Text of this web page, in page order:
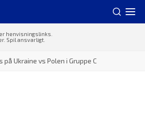
på Ukraine vs Polen i Gruppe C
henvisningslinks.
Spil ansvarligt.